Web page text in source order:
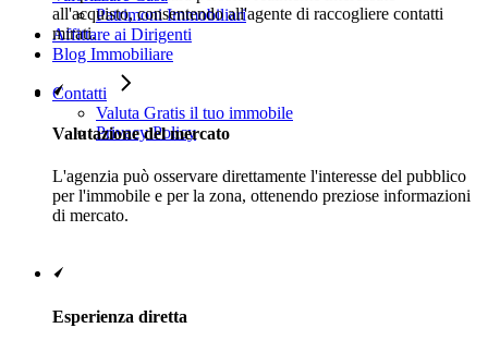
Patrimoni Immobiliari
Affittare ai Dirigenti
Blog Immobiliare
Contatti
Valuta Gratis il tuo immobile
Privacy Policy
all'acquisto, consentendo all'agente di raccogliere contatti
mirati.
Valutazione del mercato
L'agenzia può osservare direttamente l'interesse del pubblico
per l'immobile e per la zona, ottenendo preziose informazioni
di mercato.
Esperienza diretta